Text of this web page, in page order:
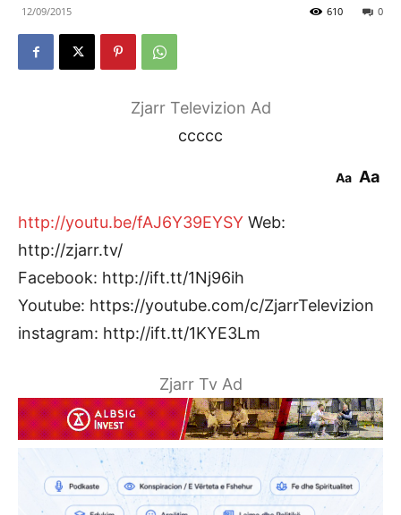
12/09/2015 0
610
Zjarr Televizion Ad
ccccc
Aa Aa
http://youtu.be/fAJ6Y39EYSY Web:
http://zjarr.tv/
Facebook: http://ift.tt/1Nj96ih
Youtube: https://youtube.com/c/ZjarrTelevizion
instagram: http://ift.tt/1KYE3Lm
Zjarr Tv Ad